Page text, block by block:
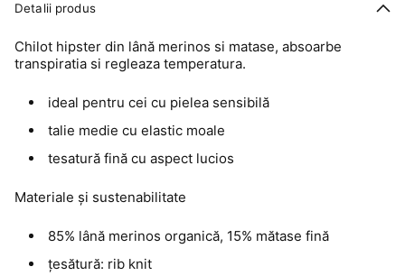
Detalii produs
Chilot hipster din lână merinos si matase, absoarbe
transpiratia si regleaza temperatura.
ideal pentru cei cu pielea sensibilă
talie medie cu elastic moale
tesatură fină cu aspect lucios
Materiale și sustenabilitate
85% lână merinos organică, 15% mătase fină
țesătură: rib knit